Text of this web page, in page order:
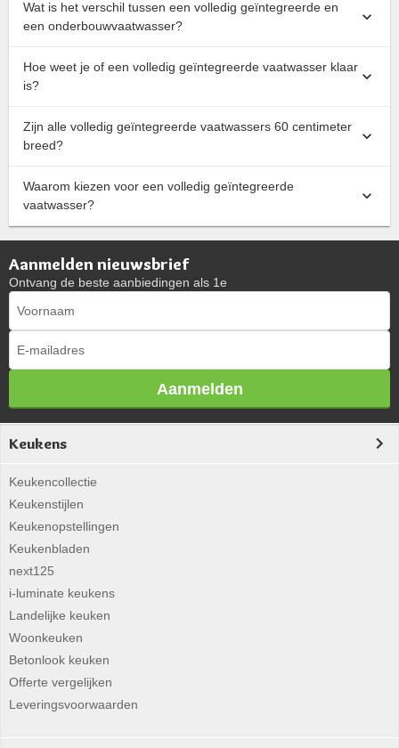
Wat is het verschil tussen een volledig geïntegreerde en
een onderbouwvaatwasser?
Hoe weet je of een volledig geïntegreerde vaatwasser klaar
is?
Zijn alle volledig geïntegreerde vaatwassers 60 centimeter
breed?
Waarom kiezen voor een volledig geïntegreerde
vaatwasser?
Aanmelden nieuwsbrief
Ontvang de beste aanbiedingen als 1e
Aanmelden
Keukens
Keukencollectie
Keukenstijlen
Keukenopstellingen
Keukenbladen
next125
i-luminate keukens
Landelijke keuken
Woonkeuken
Betonlook keuken
Offerte vergelijken
Leveringsvoorwaarden